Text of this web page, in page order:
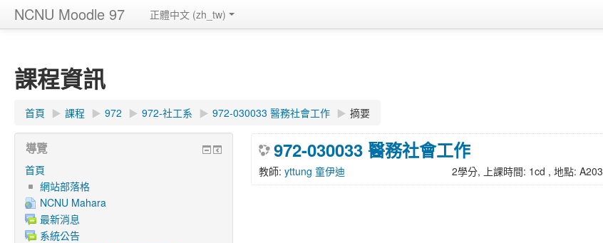
NCNU Moodle 97 正體中文 ‎(zh_tw)‎
課程資訊
首頁 ▶︎ 課程 ▶︎ 972 ▶︎ 972-社工系 ▶︎ 972-030033 醫務社會工作 ▶︎ 摘要
972-030033 醫務社會工作
2學分, 上課時間: 1cd , 地點: A203
教師: yttung 童伊迪
導覽
首頁
網站部落格
NCNU Mahara
最新消息
系統公告